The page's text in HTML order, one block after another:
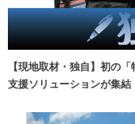
【現地取材・独自】初の
支援ソリューションが集結